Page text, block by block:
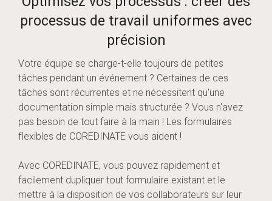
processus de travail uniformes avec
précision
Votre équipe se charge-t-elle toujours de petites
tâches pendant un événement ? Certaines de ces
tâches sont récurrentes et ne nécessitent qu'une
documentation simple mais structurée ? Vous n'avez
pas besoin de tout faire à la main ! Les formulaires
flexibles de COREDINATE vous aident !
Avec COREDINATE, vous pouvez rapidement et
facilement dupliquer tout formulaire existant et le
mettre à la disposition de vos collaborateurs sur leur